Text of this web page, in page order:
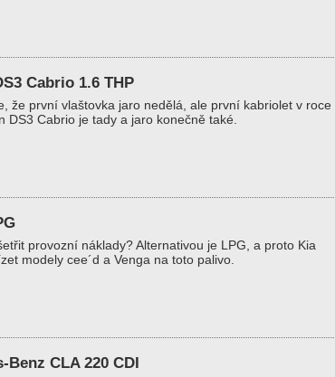
Cabrio 1.6 THP
že první vlaštovka jaro nedělá, ale první kabriolet v roce
DS3 Cabrio je tady a jaro konečně také.
provozní náklady? Alternativou je LPG, a proto Kia
modely cee´d a Venga na toto palivo.
Benz CLA 220 CDI